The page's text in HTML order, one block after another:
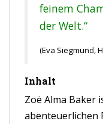
feinem
der Welt.“
(Eva Siegmund,
Inhalt
Zoë Alma Baker
abenteuerlichen